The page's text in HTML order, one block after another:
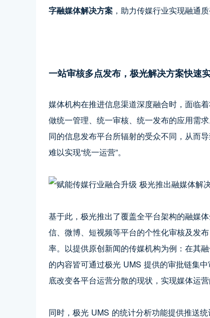
字融媒体解决方案 ，助力传媒行业实现融通质
一站审核多点发布，极光解决方案快速
媒体机构在推进信息渠道深度融合时，面临
做统一管理、统一审核、统一发布的应用需
同的信息发布平台所辐射的受众不同，从而
难以实现“统一运营”。
基于此，极光推出了覆盖全平台架构的融媒
信、微博、短视频等平台的个性化审核及发
率。以提供原创新闻的传媒机构为例：在其
的内容皆可通过极光 UMS 提供的审批链集
底改变各平台运营分散的现状，实现媒体运营
同时，极光 UMS 的统计分析功能提供推送